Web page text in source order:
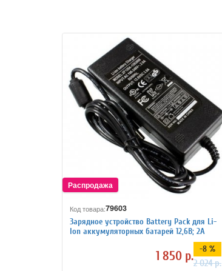
Код товара:79603
Зарядное устройство Battery Pack для Li-
Ion аккумуляторных батарей 12,6В; 2А
1 850 р. -8 %
2 024 р.